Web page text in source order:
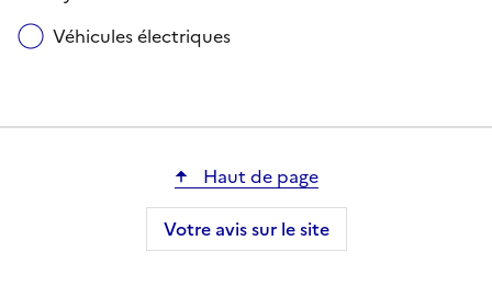
Véhicules électriques
Haut de page
Votre avis sur le site